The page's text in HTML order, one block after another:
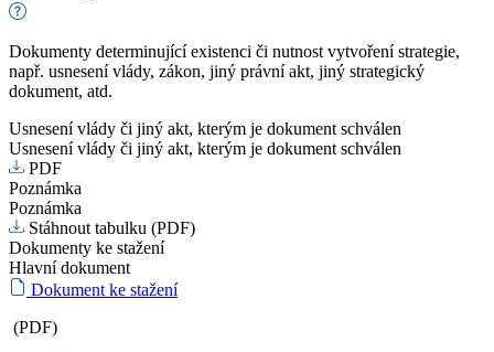
Dokumenty determinující existenci či nutnost vytvoření strategie,
např. usnesení vlády, zákon, jiný právní akt, jiný strategický
dokument, atd.
Usnesení vlády či jiný akt, kterým je dokument schválen
Usnesení vlády či jiný akt, kterým je dokument schválen
PDF
Poznámka
Poznámka
Stáhnout tabulku (PDF)
Dokumenty ke stažení
Hlavní dokument
Dokument ke stažení
(PDF)